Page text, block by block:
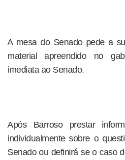
A mesa do Senado pede a
material apreendido no
imediata ao Senado.
Após Barroso prestar
individualmente sobre o
Senado ou definirá se o caso